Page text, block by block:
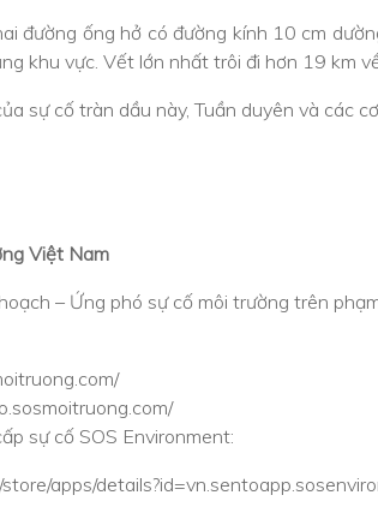
đường ống hở có đường kính 10 cm
khu vực. Vết lớn nhất trôi đi hơn 19 km
sự cố tràn dầu này, Tuần duyên và các
Việt Nam
– Ứng phó sự cố môi trường trên
sự cố SOS Environment:
apps/